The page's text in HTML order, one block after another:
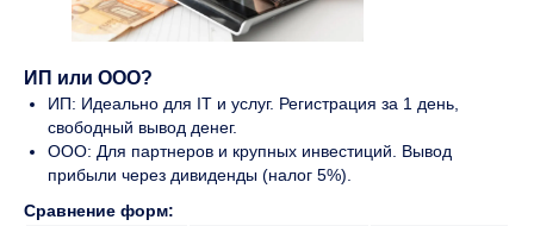
ИП или ООО?
ИП: Идеально для IT и услуг. Регистрация за 1 день,
свободный вывод денег.
ООО: Для партнеров и крупных инвестиций. Вывод
прибыли через дивиденды (налог 5%).
Сравнение форм: